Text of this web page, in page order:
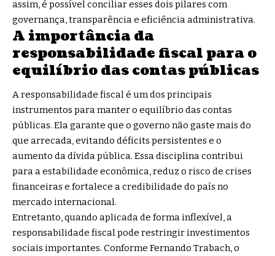
assim, é possível conciliar esses dois pilares com
governança, transparência e eficiência administrativa.
A importância da
responsabilidade fiscal para o
equilíbrio das contas públicas
A responsabilidade fiscal é um dos principais
instrumentos para manter o equilíbrio das contas
públicas. Ela garante que o governo não gaste mais do
que arrecada, evitando déficits persistentes e o
aumento da dívida pública. Essa disciplina contribui
para a estabilidade econômica, reduz o risco de crises
financeiras e fortalece a credibilidade do país no
mercado internacional.
Entretanto, quando aplicada de forma inflexível, a
responsabilidade fiscal pode restringir investimentos
sociais importantes. Conforme Fernando Trabach, o